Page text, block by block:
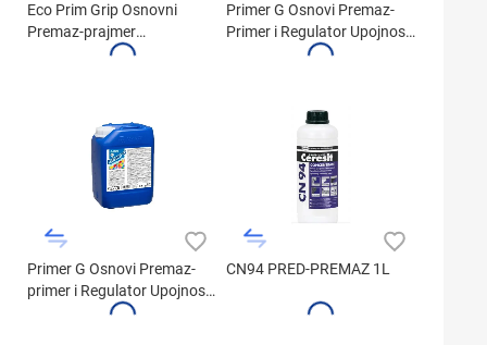
Eco Prim Grip Osnovni
Premaz-prajmer
Višenamenski (5kg)
Primer G Osnovi Premaz-
Primer i Regulator Upojnosti
Primer G Osnovi Premaz-
primer i Regulator Upojnosti
CN94 PRED-PREMAZ 1L